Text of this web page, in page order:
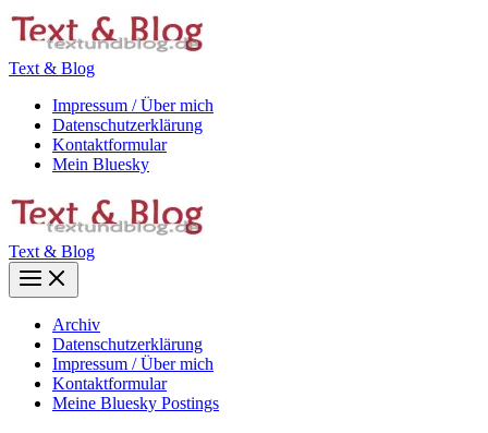
Zum
Inhalt
Text & Blog
Impressum / Über mich
Datenschutzerklärung
Kontaktformular
Mein Bluesky
Text & Blog
Main
Menu
Archiv
Datenschutzerklärung
Impressum / Über mich
Kontaktformular
Meine Bluesky Postings